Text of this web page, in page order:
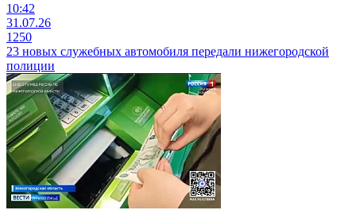
10:42
31.07.26
1250
23 новых служебных автомобиля передали нижегородской
полиции